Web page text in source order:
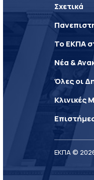
Σχετικά
Το ΕΚΠΑ
Νέα &
Όλες οι
Κλινικές
ΕΚΠΑ ©